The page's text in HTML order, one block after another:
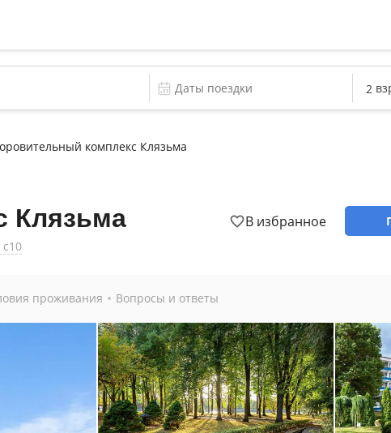
комплекс Клязьма
Клязьма В избранное
проживания Вопросы и ответы